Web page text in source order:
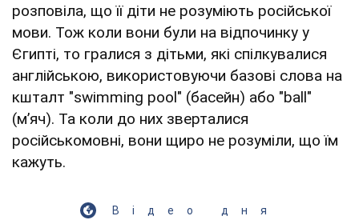
розповіла, що її діти не розуміють російської
мови. Тож коли вони були на відпочинку у
Єгипті, то гралися з дітьми, які спілкувалися
англійською, використовуючи базові слова на
кшталт "swimming pool" (басейн) або "ball"
(мʼяч). Та коли до них зверталися
російськомовні, вони щиро не розуміли, що їм
кажуть.
Відео дня